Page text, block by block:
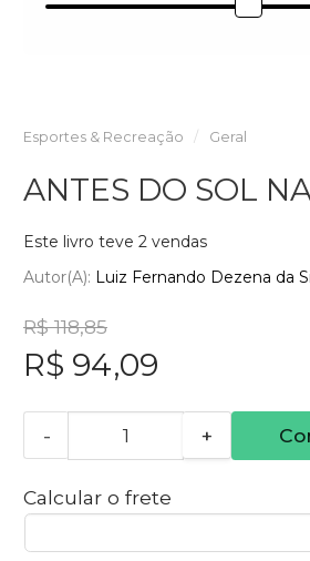
Esportes & Recreação Geral
ANTES DO SOL
Este livro teve 2 vendas
Autor(a): Luiz Fernando Dezena da
R$ 118,85
R$ 94,09
- +
Calcular o frete